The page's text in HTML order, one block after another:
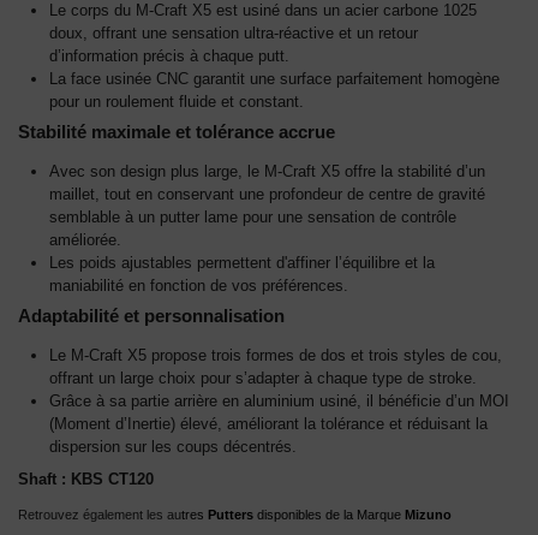
Le corps du M-Craft X5 est usiné dans un acier carbone 1025
doux, offrant une sensation ultra-réactive et un retour
d’information précis à chaque putt.
La face usinée CNC garantit une surface parfaitement homogène
pour un roulement fluide et constant.
Stabilité maximale et tolérance accrue
Avec son design plus large, le M-Craft X5 offre la stabilité d’un
maillet, tout en conservant une profondeur de centre de gravité
semblable à un putter lame pour une sensation de contrôle
améliorée.
Les poids ajustables permettent d'affiner l’équilibre et la
maniabilité en fonction de vos préférences.
Adaptabilité et personnalisation
Le M-Craft X5 propose trois formes de dos et trois styles de cou,
offrant un large choix pour s’adapter à chaque type de stroke.
Grâce à sa partie arrière en aluminium usiné, il bénéficie d’un MOI
(Moment d’Inertie) élevé, améliorant la tolérance et réduisant la
dispersion sur les coups décentrés.
Shaft : KBS CT120
Retrouvez également les autres Putters disponibles de la Marque Mizuno